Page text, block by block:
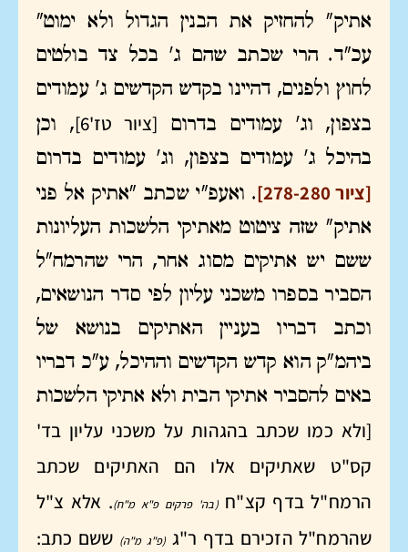
אתיק" להחזיק את הבנין הגדול ולא ימוט"
עכ"ד. הרי שכתב שהם ג' בכל צד בולטים
לחוץ ולפנים, דהיינו בקדש הקדשים ג' עמודים
בצפון, וג' עמודים בדרום [ציור טז'6]
, וכן
בהיכל ג' עמודים בצפון, וג' עמודים בדרום
[ציור 278-280]
. ואעפ"י שכתב "אתיק אל פני
אתיק" שזה ציטוט מאתיקי הלשכות העליונות
ששם יש אתיקים מסוג אחר, הרי שהרמח"ל
הסביר בספרו משכני עליון לפי סדר הנושאים,
וכתב דבריו בעניין האתיקים בנושא של
ביהמ"ק הוא קדש הקדשים וההיכל, ע"כ דבריו
באים להסביר אתיקי הבית ולא אתיקי הלשכות
[ולא כמו שכתב בהגהות על משכני עליון בד'
קס"ט שאתיקים אלו הם האתיקים שכתב
הרמח"ל בדף קצ"ח(בה' פרקים פ"א מ"ח). אלא צ"ל
שהרמח"ל הזכירם בדף ר"ג (פ"ג מ"ה) ששם כתב: